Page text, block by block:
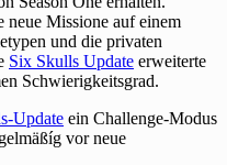
neue Missione auf einem
und die privaten
Six Skulls Update erweiterte
Schwierigkeitsgrad.
Update ein Challenge-Modus
vor neue